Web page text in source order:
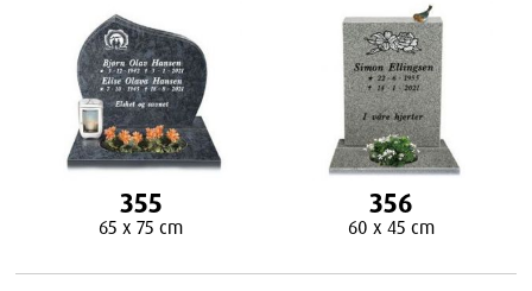
355
65 x 75 cm
356
60 x 45 cm